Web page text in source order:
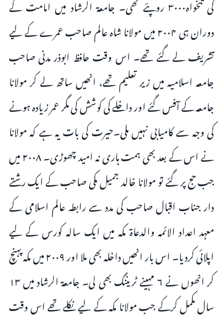
دوران ہی ۲۰۰۴ میں مولانا شاہ عالم صاحب عمرے کے لیے
تشریف لے گئے تھے۔ اس وقت حافظ ابوذر مدنی صاحب
جامعہ اسلامیہ میں زیر تعلیم تھے، انھیں ساتھ لے کر مولانا
جامعہ کے آفس گئے اور داخلے کی کوشش کی مگر عمر زیادہ ہونے
کی وجہ سے کامیابی نہیں ملی۔حیرت کی بات یہ ہے کہ مولانا
نے اس کے بعد بھی ہمت ہاری نہ امید چھوڑی۔ ۲۰۰۸ میں
جب حج پر گئے تو مولانا خالد جمیل مکی صاحب کے ایک رشتے
دار جناب اقبال صاحب کی مدد سے رابطہ عالم اسلامی کے
معہد اعداد الائمہ والدعاۃ مکہ میں ایک سالہ کورس کے لیے
اپلائی کردیا۔ اس بار انھیں داخلہ بھی ملا اور ۲۰۰۹ میں مکہ پہنچ
کر انھوں نے ۶ مہینے ٹریننگ بھی لی۔ جامعۃ الرشاد میں ۱۳
سال مکمل کرکے جب مولانا مکہ کے لیے نکلے تھے اس وقت